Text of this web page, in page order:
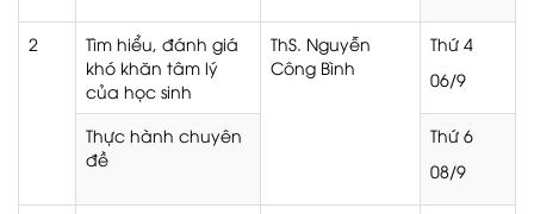
2
Tìm hiểu, đánh giá
khó khăn tâm lý
của học sinh
ThS. Nguyễn
Công Bình
Thứ 4
06/9
Thực hành chuyên
đề
Thứ 6
08/9